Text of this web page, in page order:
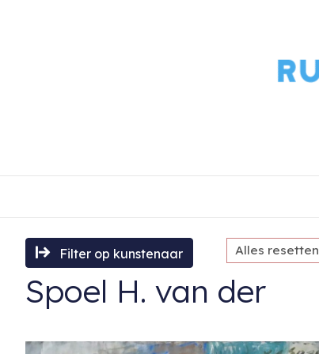
Filter op kunstenaar Alles resetten
Spoel H. van der